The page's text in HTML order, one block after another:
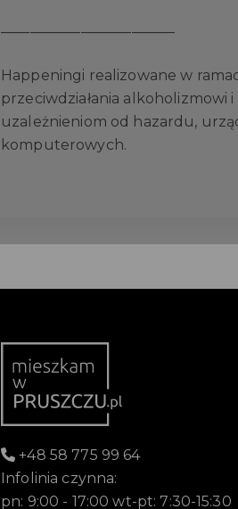
Happeningi realizowane w
przeciwdziałania alkoholizmowi
uzależnieniom od hazardu,
komputerowych.
+48 58 775 99 64
Infolinia czynna:
pn: 9:00 - 17:00 wt-pt: 7:30-15:30